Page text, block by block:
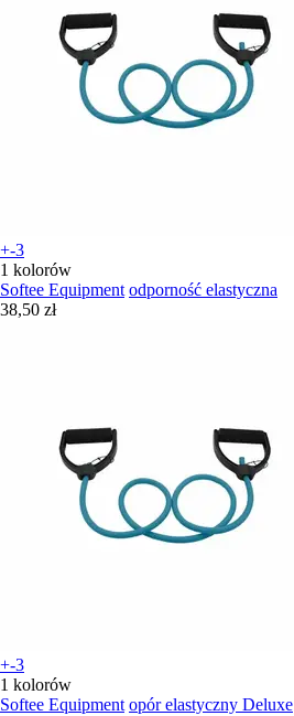
+-3
1 kolorów
Softee Equipment odporność elastyczna
38,50 zł
+-3
1 kolorów
Softee Equipment opór elastyczny Deluxe